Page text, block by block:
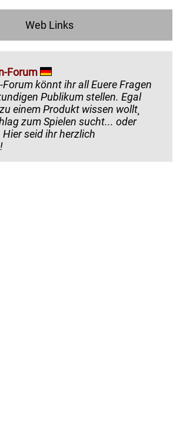
Web Links
Forum
könnt ihr all Euere Fragen
Publikum stellen. Egal
zum Spielen sucht... oder
seid ihr herzlich